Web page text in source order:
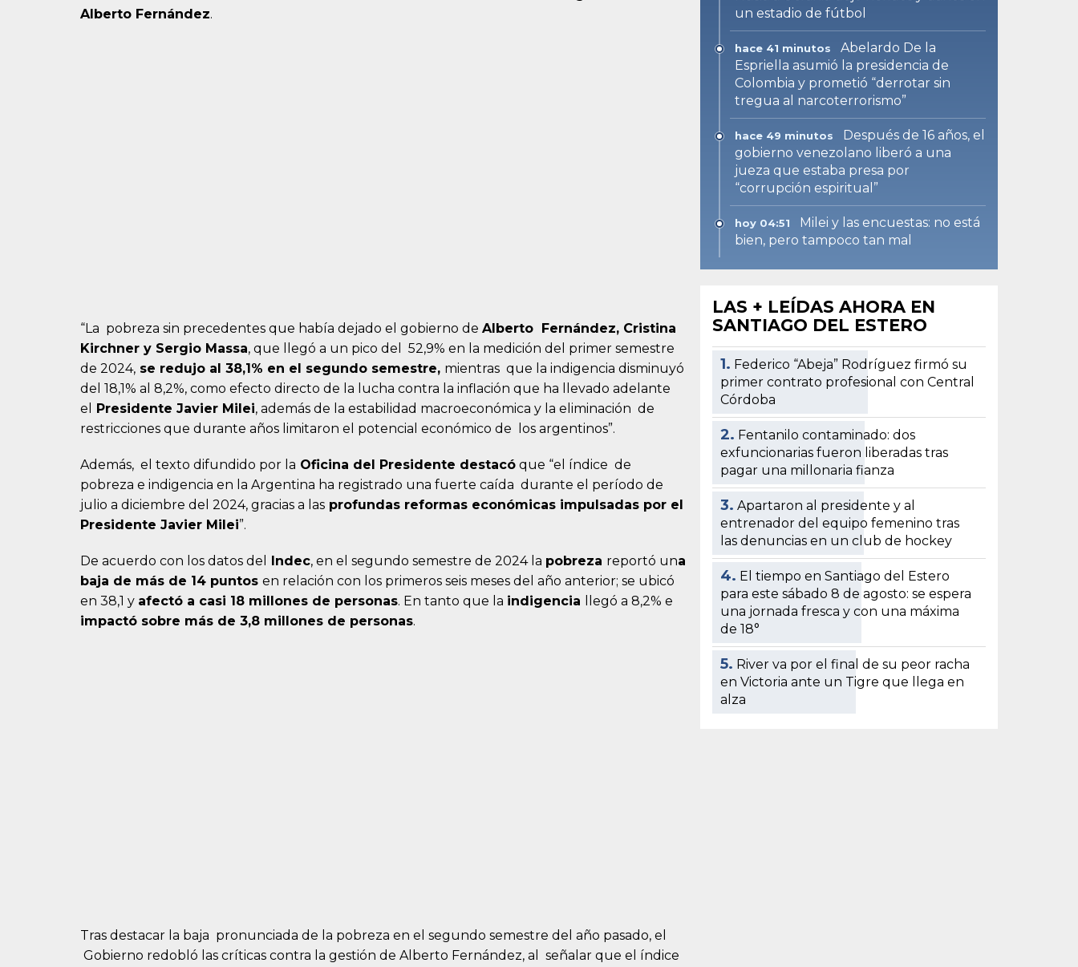
Alberto Fernández.
“La pobreza sin precedentes que había dejado el gobierno de Alberto Fernández, Cristina
Kirchner y Sergio Massa, que llegó a un pico del 52,9% en la medición del primer semestre
de 2024, se redujo al 38,1% en el segundo semestre, mientras que la indigencia disminuyó
del 18,1% al 8,2%, como efecto directo de la lucha contra la inflación que ha llevado adelante
el
Presidente Javier Milei, además de la estabilidad macroeconómica y la eliminación de
restricciones que durante años limitaron el potencial económico de los argentinos”.
Además, el texto difundido por la Oficina del Presidente destacó que “el índice de
pobreza e indigencia en la Argentina ha registrado una fuerte caída durante el período de
julio a diciembre del 2024, gracias a las profundas reformas económicas impulsadas por el
Presidente Javier Milei”.
De acuerdo con los datos del Indec, en el segundo semestre de 2024 la pobreza reportó una
baja de más de 14 puntos en relación con los primeros seis meses del año anterior; se ubicó
en 38,1 y afectó a casi 18 millones de personas. En tanto que la indigencia
llegó a 8,2% e
impactó sobre más de 3,8 millones de personas.
Tras destacar la baja pronunciada de la pobreza en el segundo semestre del año pasado, el
Gobierno redobló las críticas contra la gestión de Alberto Fernández, al señalar que el índice
un estadio de fútbol
hace 41 minutos
Abelardo De la
Espriella asumió la presidencia de
Colombia y prometió “derrotar sin
tregua al narcoterrorismo”
hace 49 minutos
Después de 16 años, el
gobierno venezolano liberó a una
jueza que estaba presa por
“corrupción espiritual”
hoy 04:51
Milei y las encuestas: no está
bien, pero tampoco tan mal
LAS + LEÍDAS AHORA EN
SANTIAGO DEL ESTERO
1. Federico “Abeja” Rodríguez firmó su
primer contrato profesional con Central
Córdoba
2. Fentanilo contaminado: dos
exfuncionarias fueron liberadas tras
pagar una millonaria fianza
3. Apartaron al presidente y al
entrenador del equipo femenino tras
las denuncias en un club de hockey
4. El tiempo en Santiago del Estero
para este sábado 8 de agosto: se espera
una jornada fresca y con una máxima
de 18°
5. River va por el final de su peor racha
en Victoria ante un Tigre que llega en
alza